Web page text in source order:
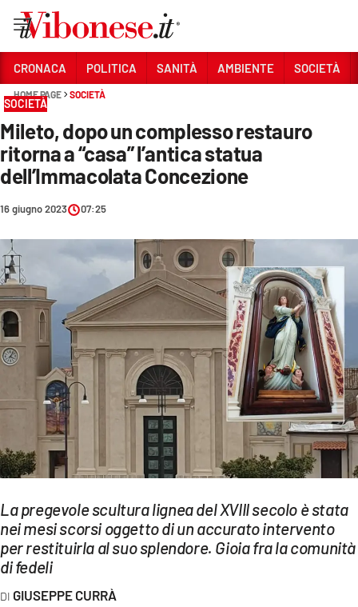
Sezioni
CRONACA
POLITICA
CULTURA
ECONOMIA E LAVORO
EVENTI
SPORT
Streaming
LAC TV
LAC NETWORK
LAC ONAIR
LaC
CRONACA POLITICA SANITÀ AMBIENTE SOCIETÀ
HOME PAGE SOCIETÀ
SOCIETÀ
Mileto, dopo un complesso restauro
ritorna a “casa” l’antica statua
dell’Immacolata Concezione
16 giugno 2023 07:25
La pregevole scultura lignea del XVIII secolo è stata
nei mesi scorsi oggetto di un accurato intervento
per restituirla al suo splendore. Gioia fra la comunità
di fedeli
GIUSEPPE CURRÀ